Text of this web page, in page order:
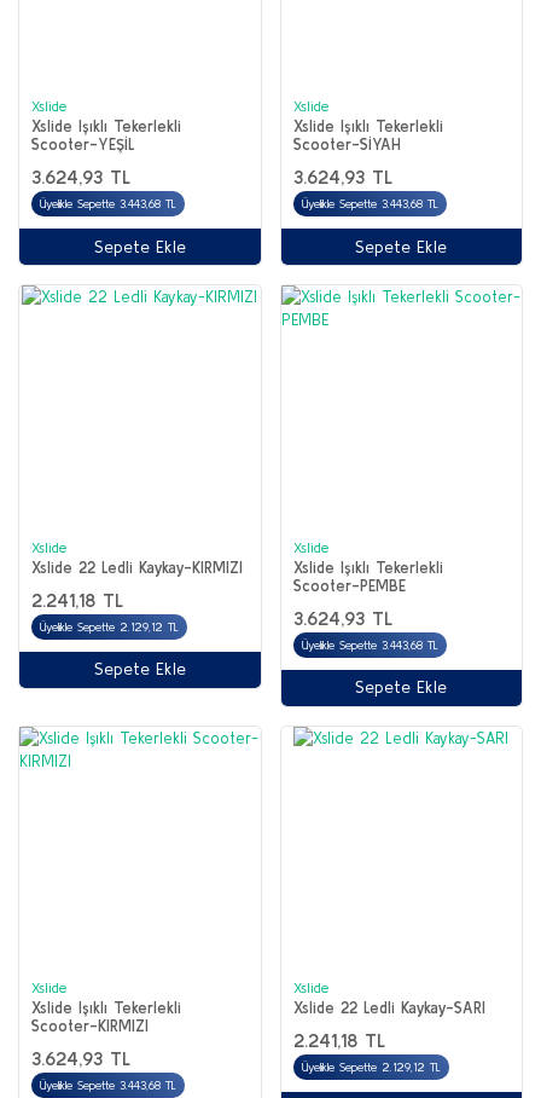
Xslide
Xslide Işıklı Tekerlekli
Scooter-YEŞİL
3.624,93 TL
Üyelikle Sepette 3.443,68 TL
Sepete Ekle
Xslide
Xslide Işıklı Tekerlekli
Scooter-SİYAH
3.624,93 TL
Üyelikle Sepette 3.443,68 TL
Sepete Ekle
Xslide
Xslide 22 Ledli Kaykay-KIRMIZI
2.241,18 TL
Üyelikle Sepette 2.129,12 TL
Sepete Ekle
Xslide
Xslide Işıklı Tekerlekli
Scooter-PEMBE
3.624,93 TL
Üyelikle Sepette 3.443,68 TL
Sepete Ekle
Xslide
Xslide Işıklı Tekerlekli
Scooter-KIRMIZI
3.624,93 TL
Üyelikle Sepette 3.443,68 TL
Xslide
Xslide 22 Ledli Kaykay-SARI
2.241,18 TL
Üyelikle Sepette 2.129,12 TL